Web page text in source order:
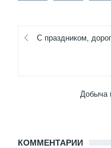
С праздником,
Добыча
КОММЕНТАРИИ